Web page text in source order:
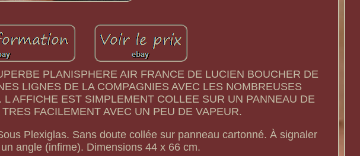
PLANISPHERE AIR FRANCE DE LUCIEN BOUCHER DE
LIGNES DE LA COMPAGNIES AVEC LES NOMBREUSES
AFFICHE EST SIMPLEMENT COLLEE SUR UN PANNEAU DE
FACILEMENT AVEC UN PEU DE VAPEUR.
Plexiglas. Sans doute collée sur panneau cartonné. À signaler
angle (infime). Dimensions 44 x 66 cm.